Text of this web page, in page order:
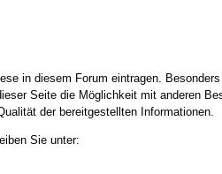
in diesem Forum eintragen.
Seite die Möglichkeit mit anderen
der bereitgestellten Informationen.
Sie unter: